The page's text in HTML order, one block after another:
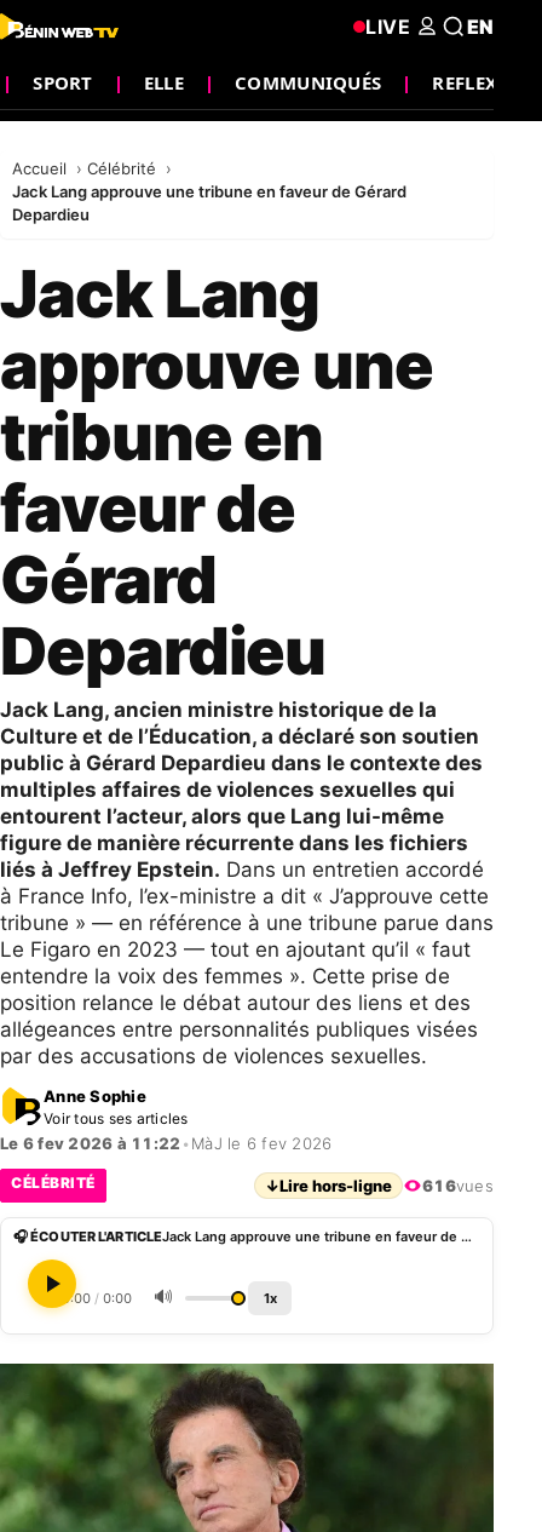
SPORT ELLE COMMUNIQUÉS REFLEXION
LIVE EN
Accueil
Célébrité
Jack Lang approuve une tribune en faveur de Gérard
Depardieu
Jack Lang
approuve une
tribune en
faveur de
Gérard
Depardieu
Jack Lang, ancien ministre historique de la
Culture et de l’Éducation, a déclaré son soutien
public à Gérard Depardieu dans le contexte des
multiples affaires de violences sexuelles qui
entourent l’acteur, alors que Lang lui-même
figure de manière récurrente dans les fichiers
liés à Jeffrey Epstein. Dans un entretien accordé
à France Info, l’ex-ministre a dit « J’approuve cette
tribune » — en référence à une tribune parue dans
Le Figaro en 2023 — tout en ajoutant qu’il « faut
entendre la voix des femmes ». Cette prise de
position relance le débat autour des liens et des
allégeances entre personnalités publiques visées
par des accusations de violences sexuelles.
Anne Sophie
Voir tous ses articles
Le 6 fev 2026 à 11:22 • MàJ le 6 fev 2026
CÉLÉBRITÉ ↓Lire hors-ligne 616vues
🎧 ÉCOUTER L'ARTICLE Jack Lang approuve une tribune en faveur de Gérard Depardieu
0:00 / 0:00 🔊 1x